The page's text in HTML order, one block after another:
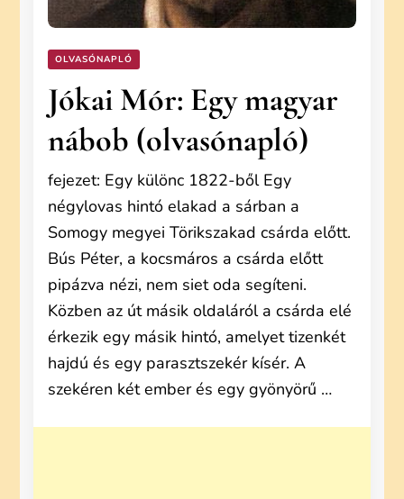
OLVASÓNAPLÓ
Jókai Mór: Egy magyar
nábob (olvasónapló)
fejezet: Egy különc 1822-ből Egy
négylovas hintó elakad a sárban a
Somogy megyei Törikszakad csárda előtt.
Bús Péter, a kocsmáros a csárda előtt
pipázva nézi, nem siet oda segíteni.
Közben az út másik oldaláról a csárda elé
érkezik egy másik hintó, amelyet tizenkét
hajdú és egy parasztszekér kísér. A
szekéren két ember és egy gyönyörű …